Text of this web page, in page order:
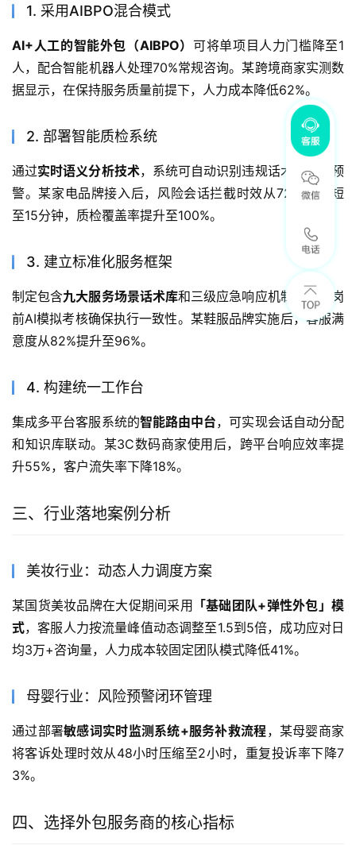
1. 采用AIBPO混合模式
AI+人工的智能外包（AIBPO） 可将单项目人力门槛降至1
人，配合智能机器人处理70%常规咨询。某跨境商家实测数
据显示，在保持服务质量前提下，人力成本降低62%。
2. 部署智能质检系统
通过实时语义分析技术，系统可自动识别违规话术并触发预
警。某家电品牌接入后，风险会话拦截时效从72小时缩短
至15分钟，质检覆盖率提升至100%。
3. 建立标准化服务框架
制定包含九大服务场景话术库和三级应急响应机制，通过岗
前AI模拟考核确保执行一致性。某鞋服品牌实施后，客服满
意度从82%提升至96%。
4. 构建统一工作台
集成多平台客服系统的智能路由中台，可实现会话自动分配
和知识库联动。某3C数码商家使用后，跨平台响应效率提
升55%，客户流失率下降18%。
三、行业落地案例分析
美妆行业：动态人力调度方案
某国货美妆品牌在大促期间采用
「基础团队+弹性外包」模
式，客服人力按流量峰值动态调整至1.5到5倍，成功应对日
均3万+咨询量，人力成本较固定团队模式降低41%。
母婴行业：风险预警闭环管理
通过部署敏感词实时监测系统+服务补救流程，某母婴商家
将客诉处理时效从48小时压缩至2小时，重复投诉率下降7
3%。
四、选择外包服务商的核心指标